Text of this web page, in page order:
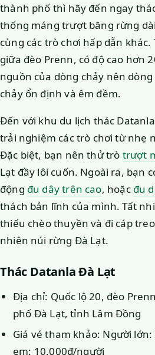
thành phố thì hãy đến ngay
thống máng trượt băng rừng
cùng các trò chơi hấp dẫn
giữa đèo Prenn, có độ cao hơn
nguồn của dòng chảy nên
chảy ổn định và êm đềm.
Đến với khu du lịch thác
trải nghiệm các trò chơi từ nhẹ
Đặc biệt, bạn nên thử trò trượt
Lạt đầy lôi cuốn. Ngoài ra, bạn
động đu dây trên cao, hoặc đu
thách bản lĩnh của mình. Tất
thiếu chèo thuyền và đi cáp
nhiên núi rừng Đà Lạt.
Thác Datanla Đà Lạt
Địa chỉ: Quốc lộ 20, đèo
phố Đà Lạt, tỉnh Lâm Đồng
Giá vé tham khảo: Người
em: 10.000đ/người